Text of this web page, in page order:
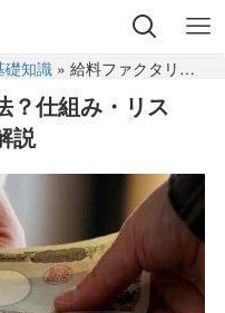
礎知識 » 給料ファクタリングは違法？仕組み・リスク・利用前の確認事項を解説
？仕組み・リス
説